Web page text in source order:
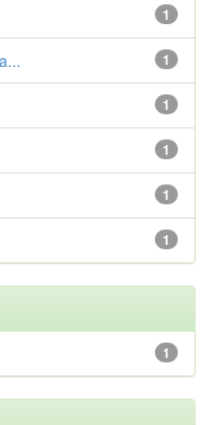
1
1
1
1
1
1
1